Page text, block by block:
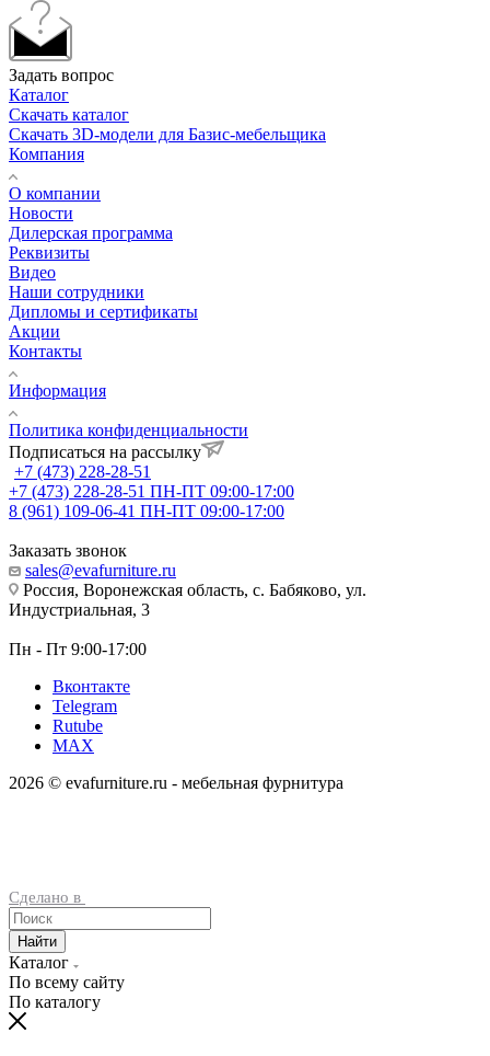
Задать вопрос
Каталог
Скачать каталог
Скачать 3D-модели для Базис-мебельщика
Компания
О компании
Новости
Дилерская программа
Реквизиты
Видео
Наши сотрудники
Дипломы и сертификаты
Акции
Контакты
Информация
Политика конфиденциальности
Подписаться на рассылку
+7 (473) 228-28-51
+7 (473) 228-28-51 ПН-ПТ 09:00-17:00
8 (961) 109-06-41 ПН-ПТ 09:00-17:00
Заказать звонок
sales@evafurniture.ru
Россия, Воронежская область, с. Бабяково, ул.
Индустриальная, 3
Пн - Пт 9:00-17:00
Вконтакте
Telegram
Rutube
MAX
2026 © evafurniture.ru - мебельная фурнитура
Сделано в
Найти
Каталог
По всему сайту
По каталогу